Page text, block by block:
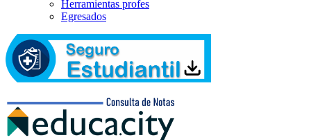
Herramientas profes
Egresados